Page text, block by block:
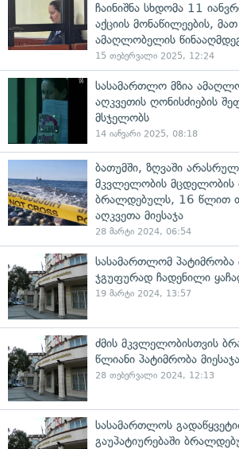
ჩაინიშნა სხდომა 11
აქციის მონაწილეების,
ამაღლობელის
15 თებერვალი 2025, 12:24
სასამართლო მზია
აღკვეთის ღონისძიების
მსჯელობს
14 იანვარი 2025, 08:18
ბათუმში, ზღვაში
მკვლელობის მცდელობის
ბრალდებულს, 16 წლით
აღკვეთა მიესაჯა
28 მარტი 2024, 06:54
სასამართლომ პატიმრობა
ჯგუფურად ჩადენილი
19 მარტი 2024, 13:57
ძმის მკვლელობისთვის
წლიანი პატიმრობა მიესაჯა
28 თებერვალი 2024, 12:13
სასამართლოს
გაუპატიურებაში